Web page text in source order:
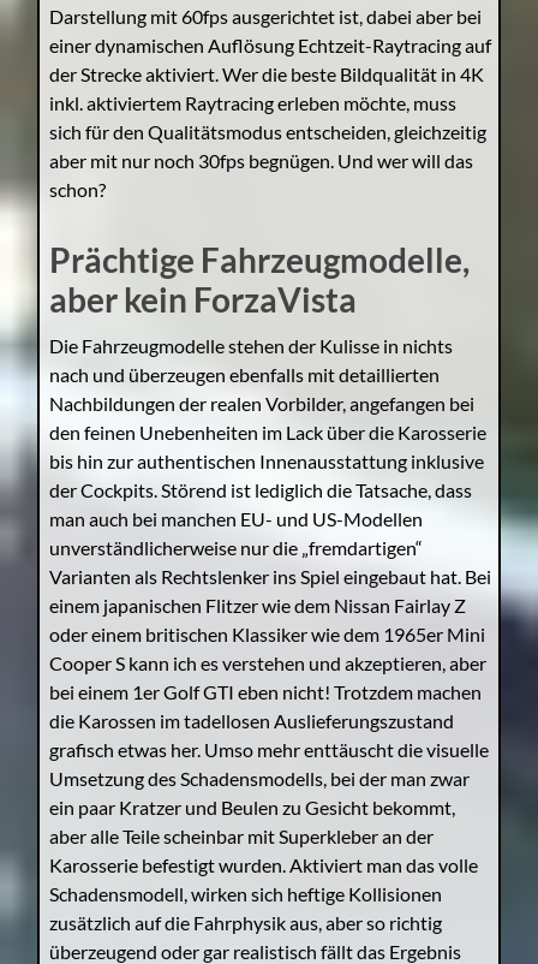
Darstellung mit 60fps ausgerichtet ist, dabei aber bei
einer dynamischen Auflösung Echtzeit-Raytracing auf
der Strecke aktiviert. Wer die beste Bildqualität in 4K
inkl. aktiviertem Raytracing erleben möchte, muss
sich für den Qualitätsmodus entscheiden, gleichzeitig
aber mit nur noch 30fps begnügen. Und wer will das
schon?
Prächtige Fahrzeugmodelle,
aber kein ForzaVista
Die Fahrzeugmodelle stehen der Kulisse in nichts
nach und überzeugen ebenfalls mit detaillierten
Nachbildungen der realen Vorbilder, angefangen bei
den feinen Unebenheiten im Lack über die Karosserie
bis hin zur authentischen Innenausstattung inklusive
der Cockpits. Störend ist lediglich die Tatsache, dass
man auch bei manchen EU- und US-Modellen
unverständlicherweise nur die „fremdartigen“
Varianten als Rechtslenker ins Spiel eingebaut hat. Bei
einem japanischen Flitzer wie dem Nissan Fairlay Z
oder einem britischen Klassiker wie dem 1965er Mini
Cooper S kann ich es verstehen und akzeptieren, aber
bei einem 1er Golf GTI eben nicht! Trotzdem machen
die Karossen im tadellosen Auslieferungszustand
grafisch etwas her. Umso mehr enttäuscht die visuelle
Umsetzung des Schadensmodells, bei der man zwar
ein paar Kratzer und Beulen zu Gesicht bekommt,
aber alle Teile scheinbar mit Superkleber an der
Karosserie befestigt wurden. Aktiviert man das volle
Schadensmodell, wirken sich heftige Kollisionen
zusätzlich auf die Fahrphysik aus, aber so richtig
überzeugend oder gar realistisch fällt das Ergebnis